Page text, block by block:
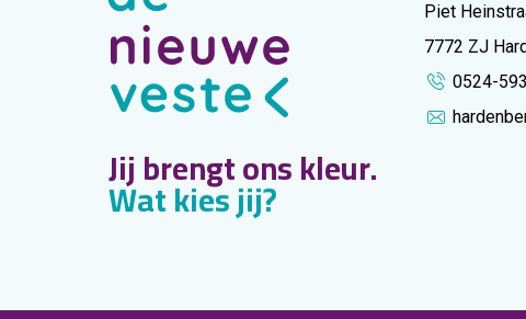
Jij brengt ons kleur.
Wat kies jij?
Piet
7772 ZJ
0524-